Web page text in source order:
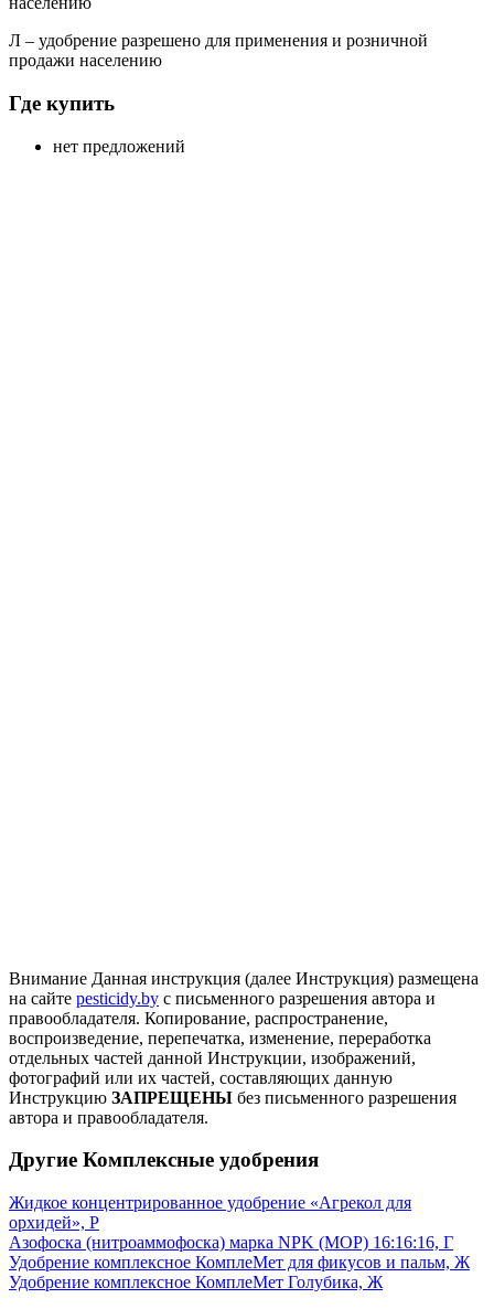
Л – удобрение разрешено для применения и розничной
продажи населению
Где купить
нет предложений
Внимание Данная инструкция (далее Инструкция) размещена
на сайте pesticidy.by с письменного разрешения автора и
правообладателя. Копирование, распространение,
воспроизведение, перепечатка, изменение, переработка
отдельных частей данной Инструкции, изображений,
фотографий или их частей, составляющих данную
Инструкцию ЗАПРЕЩЕНЫ без письменного разрешения
автора и правообладателя.
Другие Комплексные удобрения
Жидкое концентрированное удобрение «Агрекол для
орхидей», Р
Азофоска (нитроаммофоска) марка NPK (МОР) 16:16:16, Г
Удобрение комплексное КомплеМет для фикусов и пальм, Ж
Удобрение комплексное КомплеМет Голубика, Ж